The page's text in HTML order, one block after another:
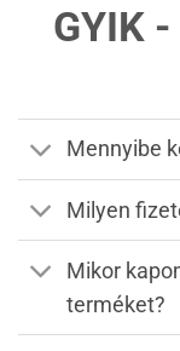
GYIK
Mennyibe
Milyen
Mikor
terméket?